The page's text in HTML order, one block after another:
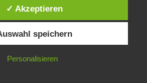
Skihüttenplausch, es geht um
Tradition im Kontext der Zeit. Es
Hier wirds zwar nicht
wider den tierischen
✓ Akzeptieren
speichern
Personalisieren